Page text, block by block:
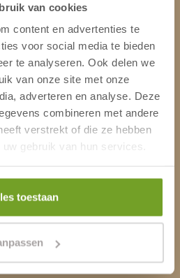
van cookies
content en advertenties te
voor social media te bieden
te analyseren. Ook delen we
van onze site met onze
adverteren en analyse. Deze
combineren met andere
verstrekt of die ze hebben
gebruik van hun services.
toestaan